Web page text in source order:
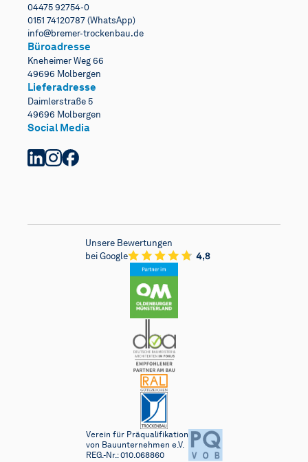
04475 92754-0
0151 74120787 (WhatsApp)
info@bremer-trockenbau.de
Büroadresse
Kneheimer Weg 66
49696 Molbergen
Lieferadresse
Daimlerstraße 5
49696 Molbergen
Social Media
Verein für Präqualifikation
von Bauunternehmen e.V.
REG.-Nr.: 010.068860
Unsere Bewertungen
bei Google